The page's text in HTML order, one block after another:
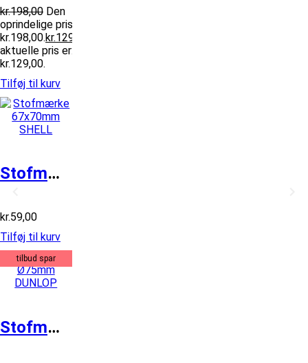
kr.198,00 Den
oprindelige pris var:
kr.198,00.kr.129,00
aktuelle pris er:
kr.129,00.
Tilføj til kurv
Stofmærke 67x70mm SHELL
kr.59,00
Tilføj til kurv
tilbud spar
Stofmærke Ø75mm DUNLOP